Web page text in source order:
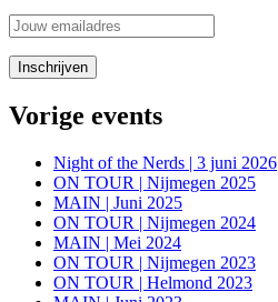
Vorige events
Night of the Nerds | 3 juni 2026
ON TOUR | Nijmegen 2025
MAIN | Juni 2025
ON TOUR | Nijmegen 2024
MAIN | Mei 2024
ON TOUR | Nijmegen 2023
ON TOUR | Helmond 2023